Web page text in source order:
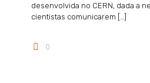
desenvolvida no CERN, dada a
cientistas comunicarem […]
0